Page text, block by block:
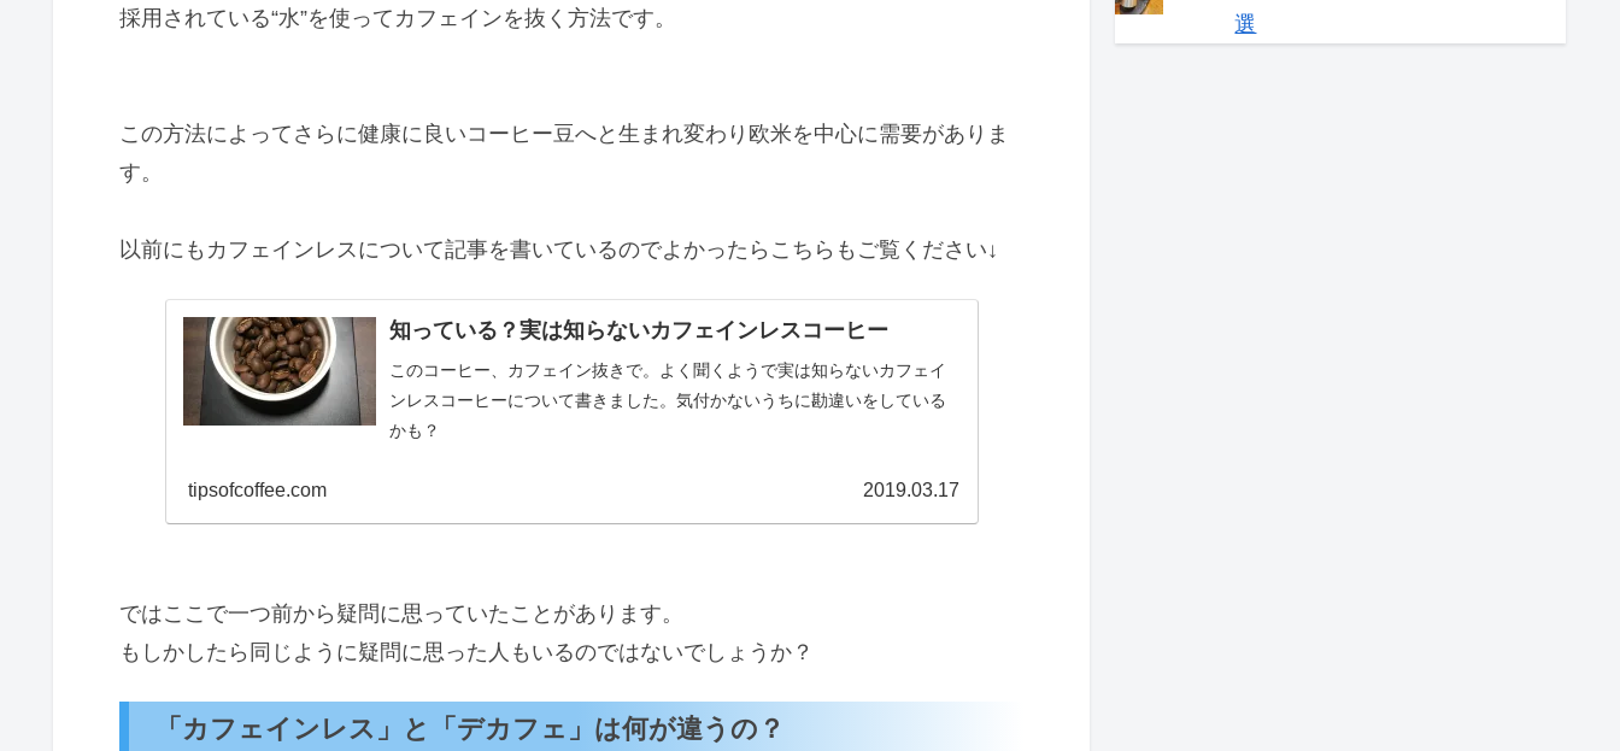
採用されている“水”を使ってカフェインを抜く方法です。
この方法によってさらに健康に良いコーヒー豆へと生まれ変わり欧米を中心に需要がありま
す。
以前にもカフェインレスについて記事を書いているのでよかったらこちらもご覧ください↓
知っている？実は知らないカフェインレスコーヒー
このコーヒー、カフェイン抜きで。よく聞くようで実は知らないカフェイ
ンレスコーヒーについて書きました。気付かないうちに勘違いをしている
かも？
tipsofcoffee.com 2019.03.17
ではここで一つ前から疑問に思っていたことがあります。
もしかしたら同じように疑問に思った人もいるのではないでしょうか？
「カフェインレス」と「デカフェ」は何が違うの？
選